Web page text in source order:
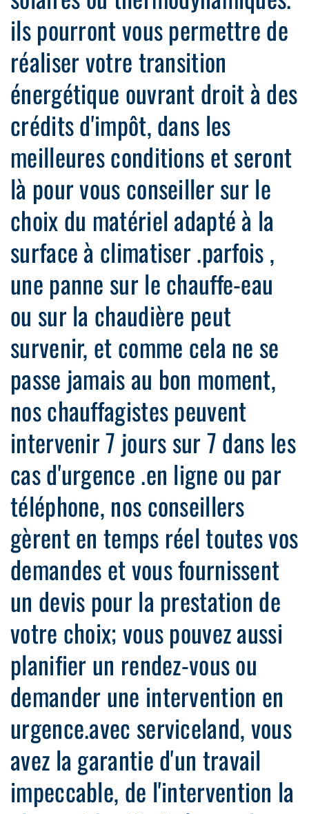
ils pourront vous permettre de
réaliser votre transition
énergétique ouvrant droit à des
crédits d'impôt, dans les
meilleures conditions et seront
là pour vous conseiller sur le
choix du matériel adapté à la
surface à climatiser .parfois ,
une panne sur le chauffe-eau
ou sur la chaudière peut
survenir, et comme cela ne se
passe jamais au bon moment,
nos chauffagistes peuvent
intervenir 7 jours sur 7 dans les
cas d'urgence .en ligne ou par
téléphone, nos conseillers
gèrent en temps réel toutes vos
demandes et vous fournissent
un devis pour la prestation de
votre choix; vous pouvez aussi
planifier un rendez-vous ou
demander une intervention en
urgence.avec serviceland, vous
avez la garantie d'un travail
impeccable, de l'intervention la